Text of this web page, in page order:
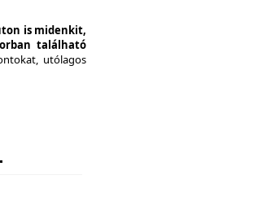
is midenkit,
található
utólagos